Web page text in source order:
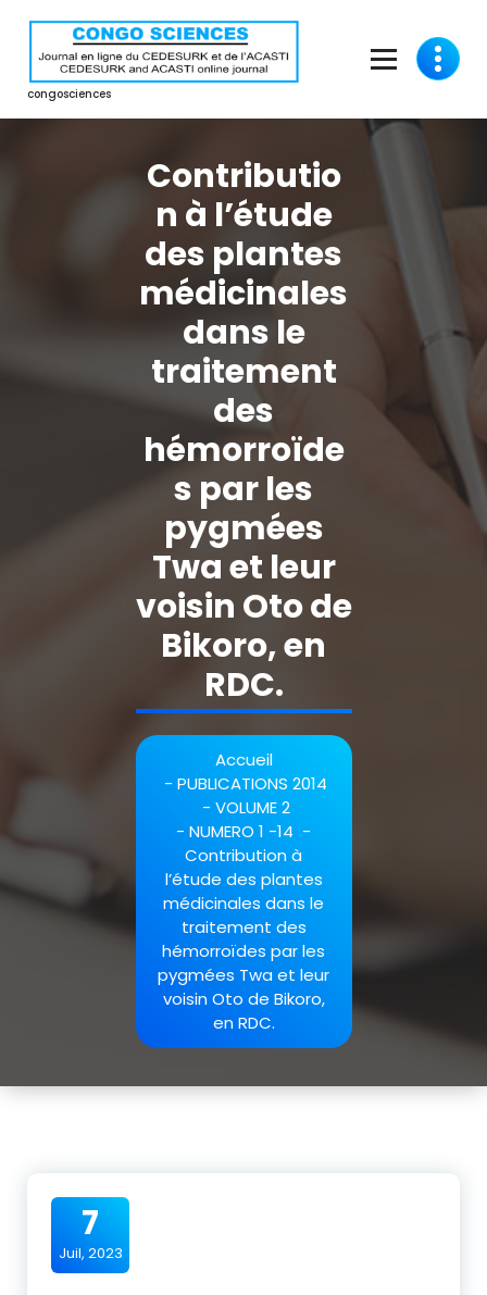
contenu
congosciences
Contributio
n à l’étude
des plantes
médicinales
dans le
traitement
des
hémorroïde
s par les
pygmées
Twa et leur
voisin Oto de
Bikoro, en
RDC.
Accueil
- PUBLICATIONS 2014
- VOLUME 2
- NUMERO 1 -14 -
Contribution à
l’étude des plantes
médicinales dans le
traitement des
hémorroïdes par les
pygmées Twa et leur
voisin Oto de Bikoro,
en RDC.
7
Juil, 2023